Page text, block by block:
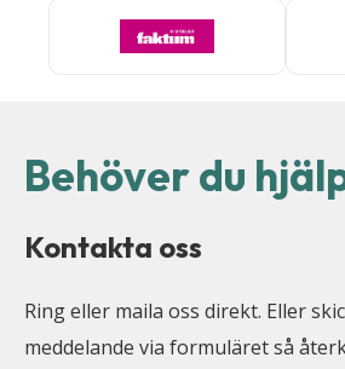
Behöver du
Kontakta oss
Ring eller maila oss direkt. Eller
meddelande via formuläret så